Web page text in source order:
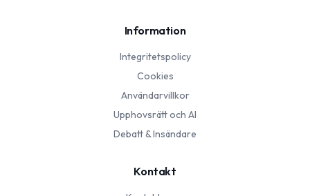
Information
Integritetspolicy
Cookies
Användarvillkor
Upphovsrätt och AI
Debatt & Insändare
Kontakt